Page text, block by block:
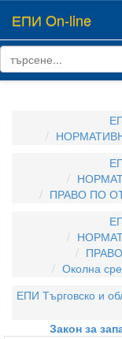
ЕПИ On-line
ПРАВО ПО
Околна
ЕПИ Търговско и
Закон за